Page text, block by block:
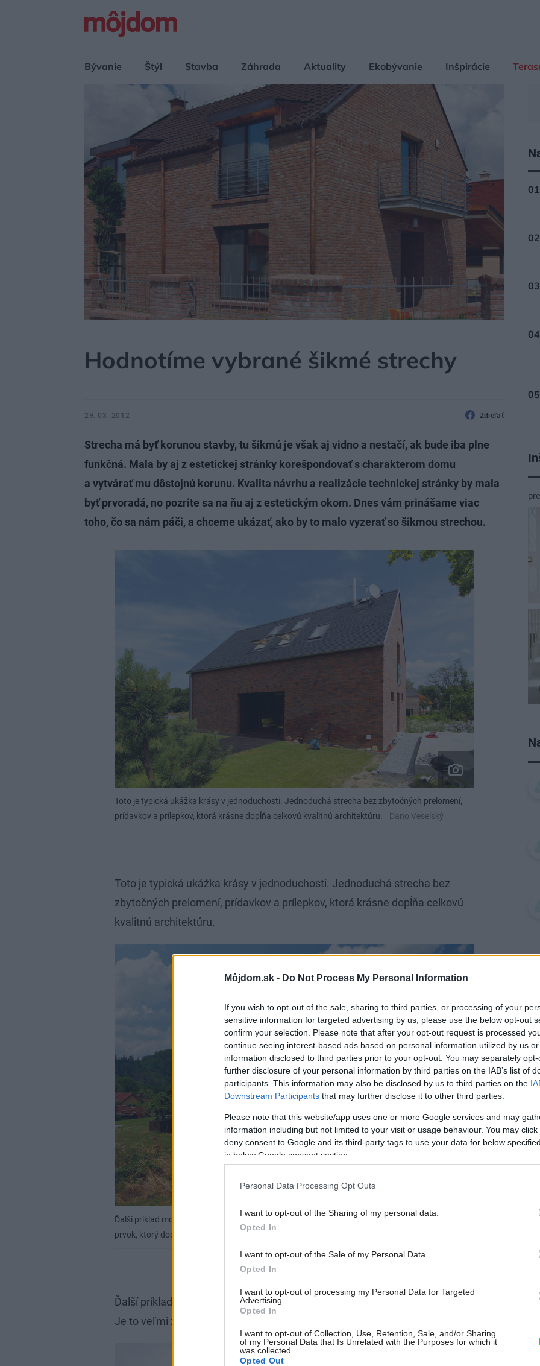
Môjdom.sk - Do Not Process My Personal Information
If you wish to opt-out of the sale, sharing to third parties, or processing of your
sensitive information for targeted advertising by us, please use the below opt-out
confirm your selection. Please note that after your opt-out request is processed
continue seeing interest-based ads based on personal information utilized by us
information disclosed to third parties prior to your opt-out. You may separately
further disclosure of your personal information by third parties on the IAB’s list of
participants. This information may also be disclosed by us to third parties on the
Downstream Participants that may further disclose it to other third parties.
Please note that this website/app uses one or more Google services and may
information including but not limited to your visit or usage behaviour. You may
deny consent to Google and its third-party tags to use your data for below
in below Google consent section.
Personal Data Processing Opt Outs
I want to opt-out of the Sharing of my personal data.
Opted In
I want to opt-out of the Sale of my Personal Data.
Opted In
I want to opt-out of processing my Personal Data for Targeted
Advertising.
Opted In
I want to opt-out of Collection, Use, Retention, Sale, and/or Sharing
of my Personal Data that Is Unrelated with the Purposes for which it
was collected.
Opted Out
Bývanie Štýl Stavba Záhrada Aktuality Ekobývanie Inšpirácie
Hodnotíme vybrané šikmé strechy
29. 03. 2012 Zdieľať
Strecha má byť korunou stavby, tu šikmú je však aj vidno a nestačí, ak bude iba plne
funkčná. Mala by aj z estetickej stránky korešpondovať s charakterom domu
a vytvárať mu dôstojnú korunu. Kvalita návrhu a realizácie technickej stránky by mala
byť prvoradá, no pozrite sa na ňu aj z estetickým okom. Dnes vám prinášame viac
toho, čo sa nám páči, a chceme ukázať, ako by to malo vyzerať so šikmou strechou.
Toto je typická ukážka krásy v jednoduchosti. Jednoduchá strecha bez zbytočných prelomení,
prídavkov a prílepkov, ktorá krásne dopĺňa celkovú kvalitnú architektúru.
Dano Veselský
Toto je typická ukážka krásy v jednoduchosti. Jednoduchá strecha bez
zbytočných prelomení, prídavkov a prílepkov, ktorá krásne dopĺňa celkovú
kvalitnú architektúru.
Ďalší príklad modernej architektúry domu so šikmou strechou bez presahu. Je to veľmi zaujímavý
prvok, ktorý dodáva domu moderný vzhľad.
Ďalší príklad modernej architektúry domu so šikmou strechou bez presahu.
Je to veľmi zaujímavý prvok, ktorý dodáva domu moderný vzhľad.